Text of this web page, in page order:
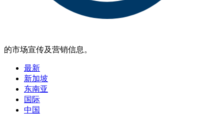
的市场宣传及营销信息。
最新
新加坡
东南亚
国际
中国